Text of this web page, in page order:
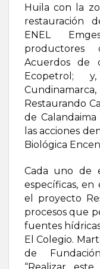
Huila con la
restauración
ENEL
Acuerdos de
Ecopetrol;
Restaurando
de
las acciones
Biológica
Cada uno de
específicas, en
el proyecto
procesos que
fuentes
El Colegio.
de
“Realizar